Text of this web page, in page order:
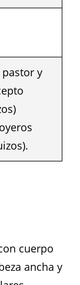
pastor y
cuerpo
ancha y